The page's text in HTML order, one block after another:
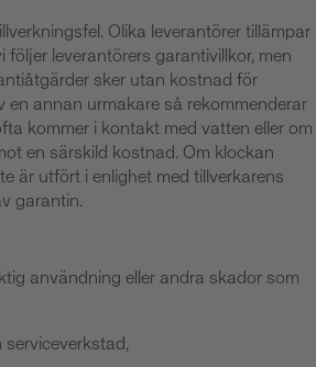
Olika leverantörer tillämpar
följer leverantörers garantivillkor, men
sker utan kostnad för
en annan urmakare så rekommenderar
kommer i kontakt med vatten eller om
en särskild kostnad. Om klockan
är utfört i enlighet med tillverkarens
garantin.
användning eller andra skador som